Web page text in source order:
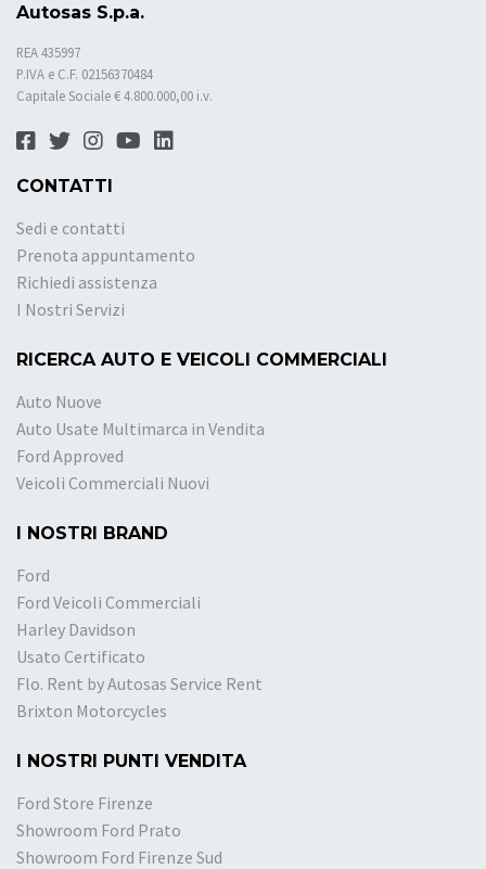
Autosas S.p.a.
REA 435997
P.IVA e C.F. 02156370484
Capitale Sociale € 4.800.000,00 i.v.
CONTATTI
Sedi e contatti
Prenota appuntamento
Richiedi assistenza
I Nostri Servizi
RICERCA AUTO E VEICOLI COMMERCIALI
Auto Nuove
Auto Usate Multimarca in Vendita
Ford Approved
Veicoli Commerciali Nuovi
I NOSTRI BRAND
Ford
Ford Veicoli Commerciali
Harley Davidson
Usato Certificato
Flo. Rent by Autosas Service Rent
Brixton Motorcycles
I NOSTRI PUNTI VENDITA
Ford Store Firenze
Showroom Ford Prato
Showroom Ford Firenze Sud